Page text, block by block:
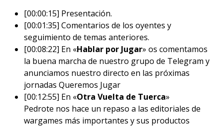
[00:00:15] Presentación.
[00:01:35] Comentarios de los oyentes y
seguimiento de temas anteriores.
[00:08:22] En «Hablar por Jugar» os comentamos
la buena marcha de nuestro grupo de Telegram y
anunciamos nuestro directo en las próximas
jornadas Queremos Jugar
[00:12:55] En «Otra Vuelta de Tuerca»
Pedrote nos hace un repaso a las editoriales de
wargames más importantes y sus productos